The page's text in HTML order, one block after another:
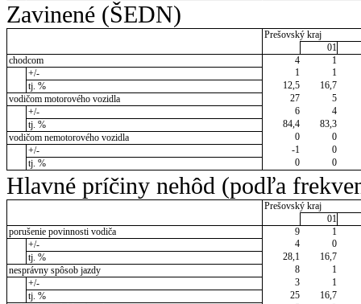
Zavinené (ŠEDN)
Prešovský kraj
01
chodcom
4
1
+/-
1
1
tj. %
12,5
16,7
vodičom motorového vozidla
27
5
+/-
6
4
tj. %
84,4
83,3
vodičom nemotorového vozidla
0
0
+/-
-1
0
tj. %
0 0
Hlavné príčiny nehôd (podľa
Prešovský kraj
01
porušenie povinnosti vodiča
9
1
+/-
4
0
tj. %
28,1
16,7
nesprávny spôsob jazdy
8
1
+/-
3
1
tj. %
25
16,7